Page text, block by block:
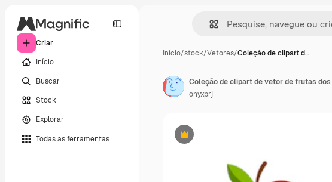
Criar
Início
Buscar
Stock
Explorar
Todas as ferramentas
Início/stock/Vetores/Coleção de clipart d…
Premium
Coleção de clipart de vetor de frutas
onyxprj